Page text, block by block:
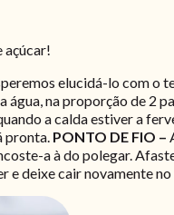
açúcar!
elucidá-lo com o
água, na proporção de 2
a calda estiver a
pronta. PONTO DE FIO –
a à do polegar.
e deixe cair novamente no